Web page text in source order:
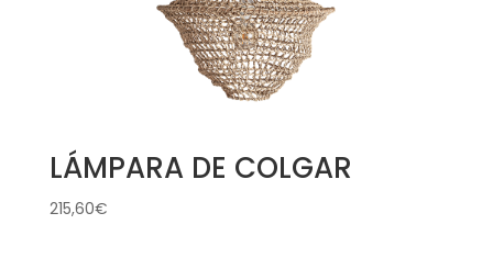
LÁMPARA DE COLGAR
215,60€